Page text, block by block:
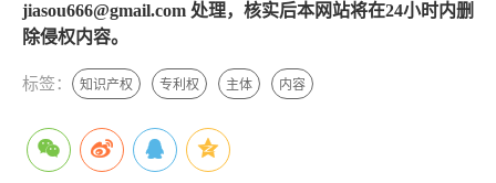
jiasou666@gmail.com 处理，核实后本网站将在24小时内删
除侵权内容。
标签： 知识产权 专利权 主体 内容